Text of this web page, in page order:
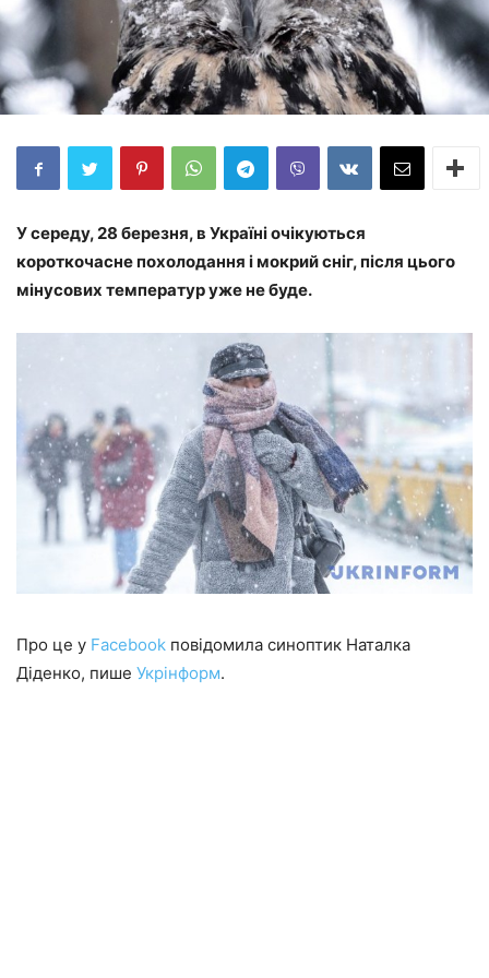
У середу, 28 березня, в Україні очікуються
короткочасне похолодання і мокрий сніг, після цього
мінусових температур уже не буде.
Про це у Facebook повідомила синоптик Наталка
Діденко, пише Укрінформ.